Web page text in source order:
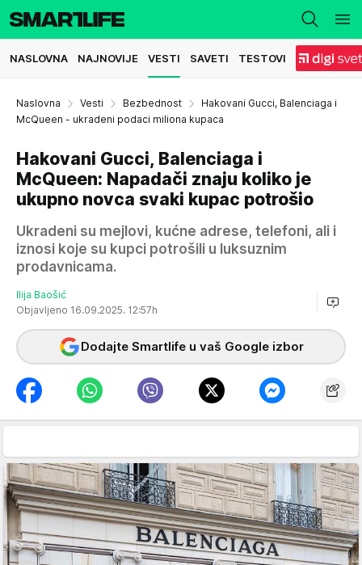
NASLOVNA NAJNOVIJE VESTI SAVETI TESTOVI
Naslovna Vesti Bezbednost
Hakovani Gucci, Balenciaga i
McQueen - ukradeni podaci miliona kupaca
Hakovani Gucci, Balenciaga i
McQueen: Napadači znaju koliko je
ukupno novca svaki kupac potrošio
Ukradeni su mejlovi, kućne adrese, telefoni, ali i
iznosi koje su kupci potrošili u luksuznim
prodavnicama.
Ilija Baošić
Objavljeno 16.09.2025. 12:57h
Dodajte Smartlife u vaš Google izbor